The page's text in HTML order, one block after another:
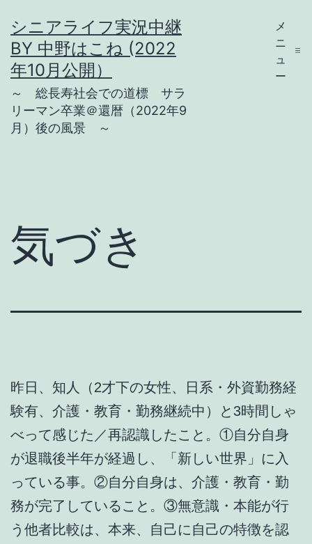
ン
テ
ン
へ
シニアライフ実況中継
BY 中野はこね (2022
年10月公開）
～ 総長寿社会での道標 サラ
リーマン卒業＠還暦（2022年9
月）後の風景 ～
メ
ニ
ュ
ー
気づき
昨日、知人（2才下の女性、日系・外資勤務経
験有、介護・教育・勤務継続中）と3時間しゃ
べって感じた／再認識したこと。①自分自身
が退職後半年が経過し、「新しい世界」に入
っている事。②自分自身は、介護・教育・勤
務が完了していること。③無意識・本能が行
う他者比較は、本来、自己に自己の特徴を認